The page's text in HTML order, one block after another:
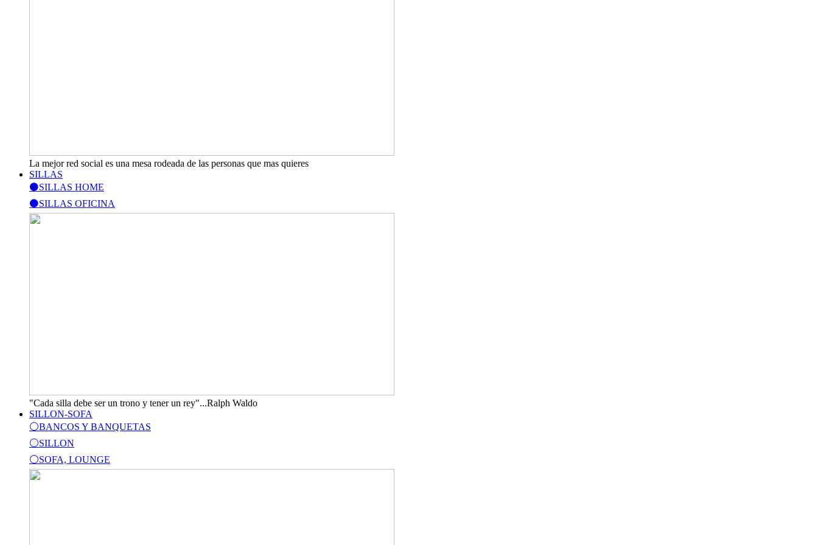
La mejor red social es una mesa rodeada de las personas que mas quieres
SILLAS
⚫SILLAS HOME
⚫SILLAS OFICINA
"Cada silla debe ser un trono y tener un rey"...Ralph Waldo
SILLON-SOFA
⚪BANCOS Y BANQUETAS
⚪SILLON
⚪SOFA, LOUNGE